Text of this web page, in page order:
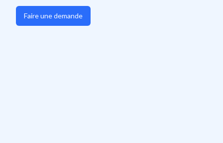
Faire une demande